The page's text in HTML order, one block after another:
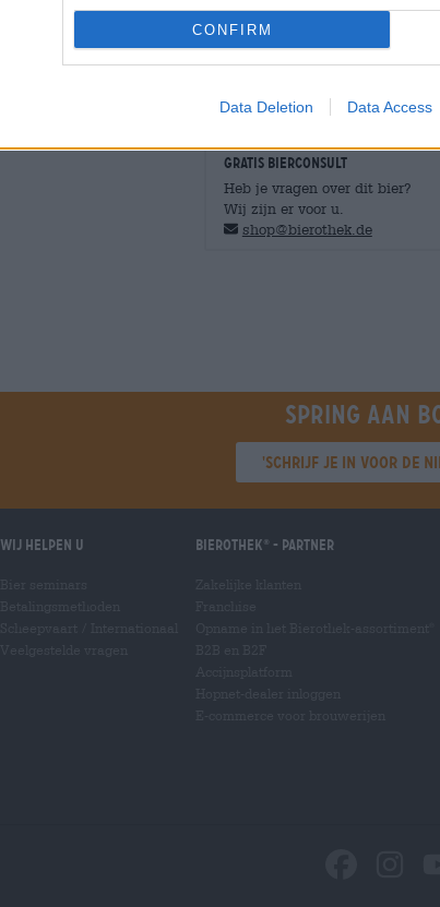
CONFIRM
Data Deletion Data Access
Wij raden Hopeye aan aan
geven dat goed indrinkt en
GRATIS BIERCONSULT
Heb je vragen over dit bier?
Wij zijn er voor u.
shop@bierothek.de
Spring aan
'Schrijf je in voor de
Wij helpen u Bierothek - Partner